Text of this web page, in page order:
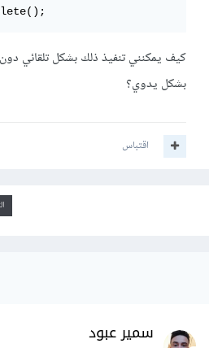
كيف يمكنني تنفيذ ذلك بشكل تلقائي دون
بشكل يدوي؟
اقتباس
سمير عبود